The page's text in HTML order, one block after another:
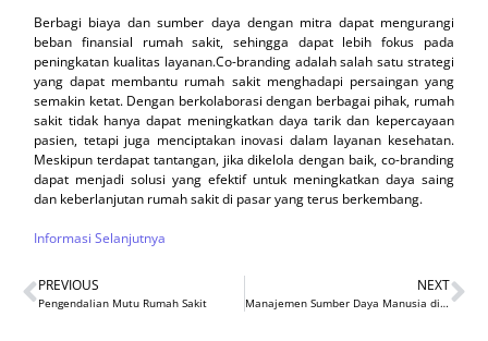
Berbagi biaya dan sumber daya dengan mitra dapat mengurangi
beban finansial rumah sakit, sehingga dapat lebih fokus pada
peningkatan kualitas layanan.Co-branding adalah salah satu strategi
yang dapat membantu rumah sakit menghadapi persaingan yang
semakin ketat. Dengan berkolaborasi dengan berbagai pihak, rumah
sakit tidak hanya dapat meningkatkan daya tarik dan kepercayaan
pasien, tetapi juga menciptakan inovasi dalam layanan kesehatan.
Meskipun terdapat tantangan, jika dikelola dengan baik, co-branding
dapat menjadi solusi yang efektif untuk meningkatkan daya saing
dan keberlanjutan rumah sakit di pasar yang terus berkembang.
Informasi Selanjutnya
PREVIOUS
Pengendalian Mutu Rumah Sakit
NEXT
Manajemen Sumber Daya Manusia di Rumah Sakit